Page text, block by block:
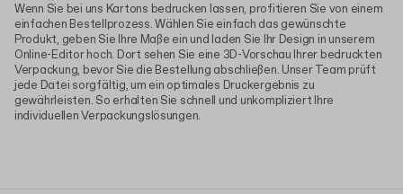
Wenn Sie bei uns Kartons bedrucken lassen, profitieren Sie von einem
einfachen Bestellprozess. Wählen Sie einfach das gewünschte
Produkt, geben Sie Ihre Maße ein und laden Sie Ihr Design in unserem
Online-Editor hoch. Dort sehen Sie eine 3D-Vorschau Ihrer bedruckten
Verpackung, bevor Sie die Bestellung abschließen. Unser Team prüft
jede Datei sorgfältig, um ein optimales Druckergebnis zu
gewährleisten. So erhalten Sie schnell und unkompliziert Ihre
individuellen Verpackungslösungen.